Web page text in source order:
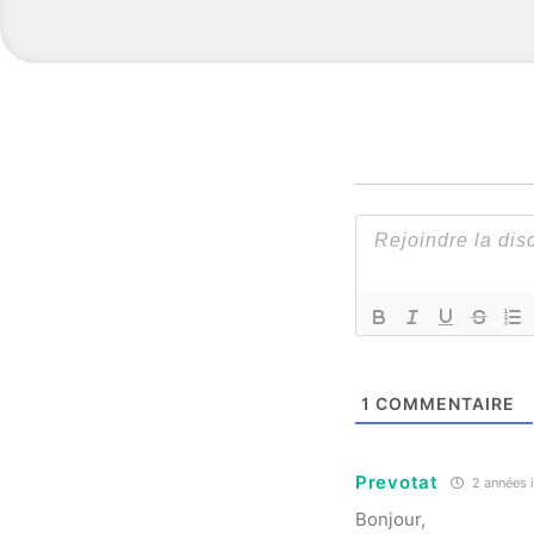
1 COMMENTAIRE
Prevotat 2 années
Bonjour,